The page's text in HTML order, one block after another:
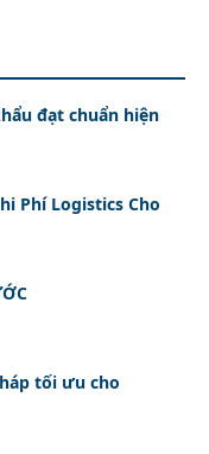
đạt chuẩn hiện
Phí Logistics Cho
tối ưu cho